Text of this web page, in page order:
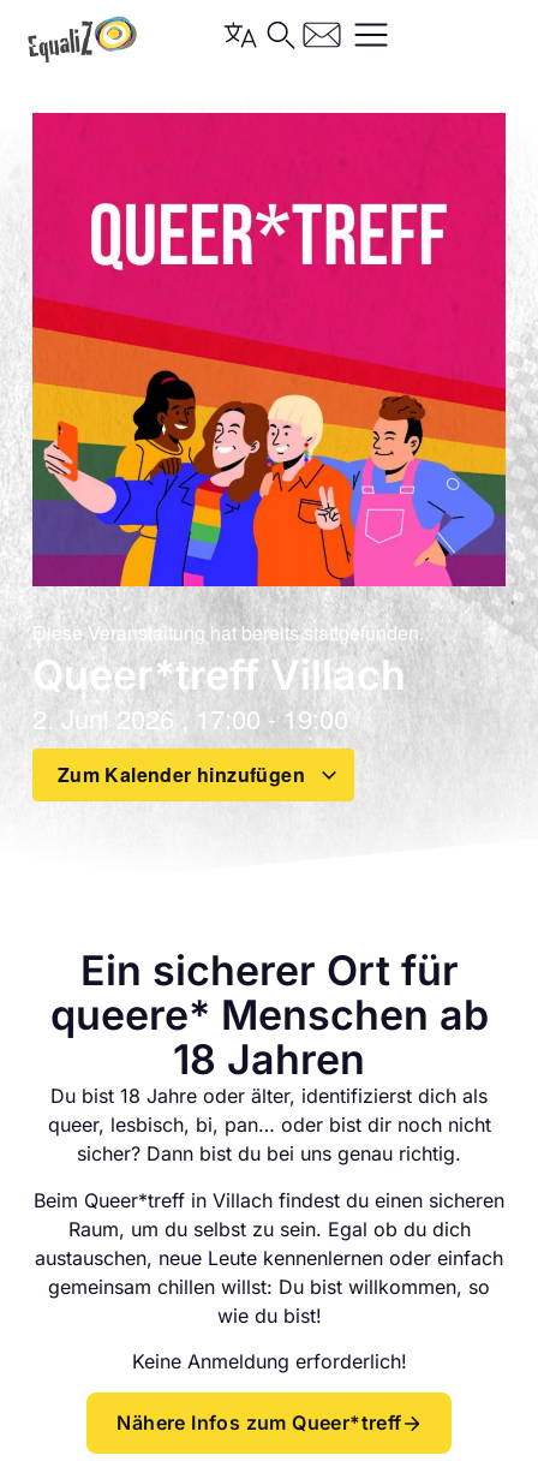
Diese Veranstaltung hat bereits stattgefunden.
Queer*treff Villach
2. Juni 2026 , 17:00 - 19:00
Zum Kalender hinzufügen
Ein sicherer Ort für
queere* Menschen ab
18 Jahren
Du bist 18 Jahre oder älter, identifizierst dich als
queer, lesbisch, bi, pan… oder bist dir noch nicht
sicher? Dann bist du bei uns genau richtig.
Beim Queer*treff in Villach findest du einen sicheren
Raum, um du selbst zu sein. Egal ob du dich
austauschen, neue Leute kennenlernen oder einfach
gemeinsam chillen willst: Du bist willkommen, so
wie du bist!
Keine Anmeldung erforderlich!
Nähere Infos zum Queer*treff